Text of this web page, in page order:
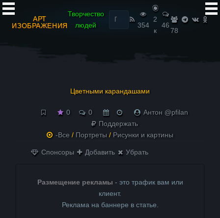
АРТ
ИЗОБРАЖЕНИЯ
Творчество
людей
Найти:
354
2
к
46
78
Цветными карандашами
0 0
Антон @pfilan
Поддержать
-Все / Портреты / Рисунки и картины
Спонсоры Добавить Убрать
Размещение рекламы - это трафик вам или
клиент.
Реклама на баннере в статье.